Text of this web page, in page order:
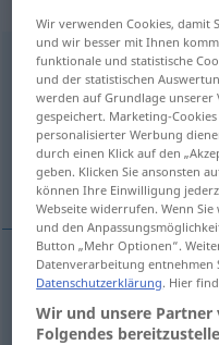
mörderisch
Übersicht aller
(Für mehr Details die
凶险的
凶险的[xiōngxiǎnde]
lebensgefährlich UMG
Wir verwenden Cookies, damit
und wir besser mit Ihnen
funktionale und statistische
und der statistischen
werden auf Grundlage
gespeichert. Marketing-
personalisierter Werbung
durch einen Klick auf den
geben. Klicken Sie ansonsten
können Ihre Einwilligung
Webseite widerrufen. Wenn
und den
Button „Mehr Optionen“.
Datenverarbeitung entnehmen
Datenschutzerklärung. Hier
Wir und unsere
Folgendes